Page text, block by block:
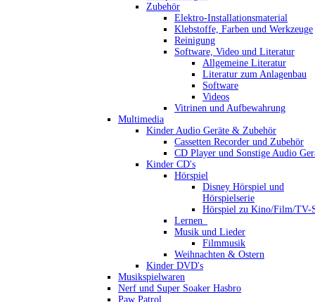
Zubehör
Elektro-Installationsmaterial
Klebstoffe, Farben und Werkzeuge
Reinigung
Software, Video und Literatur
Allgemeine Literatur
Literatur zum Anlagenbau
Software
Videos
Vitrinen und Aufbewahrung
Multimedia
Kinder Audio Geräte & Zubehör
Cassetten Recorder und Zubehör
CD Player und Sonstige Audio
Kinder CD's
Hörspiel
Disney Hörspiel und
Hörspielserie
Hörspiel zu Kino/Film/TV-
Lernen_
Musik und Lieder
Filmmusik
Weihnachten & Ostern
Kinder DVD's
Musikspielwaren
Nerf und Super Soaker Hasbro
Paw Patrol